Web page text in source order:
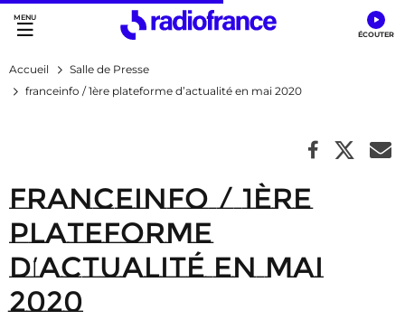
Accès direct :
Menu principal
Contenu
Accueil
Salle de Presse
franceinfo / 1ère plateforme d’actualité en mai 2020
franceinfo / 1ère
plateforme
d’actualité en mai
2020